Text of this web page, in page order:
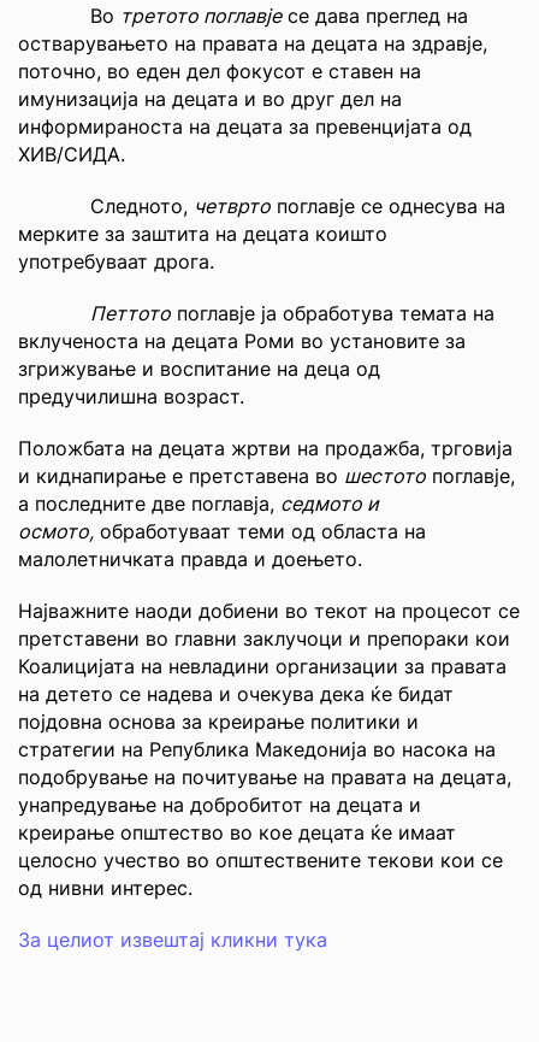
Во третото поглавјесе дава преглед на
остварувањето на правата на децата на здравје,
поточно, во еден дел фокусот е ставен на
имунизација на децата и во друг дел на
информираноста на децата за превенцијата од
ХИВ/СИДА.
Следното, четврто поглавје се однесува на
мерките за заштита на децата коишто
употребуваат дрога.
Петтото поглавје ја обработува темата на
вклученоста на децата Роми во установите за
згрижување и воспитание на деца од
предучилишна возраст.
Положбата на децата жртви на продажба, трговија
и киднапирање е претставена во шестото поглавје,
а последните две поглавја, седмото и
осмото, обработуваат теми од областа на
малолетничката правда и доењето.
Најважните наоди добиени во текот на процесот се
претставени во главни заклучоци и препораки кои
Коалицијата на невладини организации за правата
на детето се надева и очекува дека ќе бидат
појдовна основа за креирање политики и
стратегии на Република Македонија во насока на
подобрување на почитување на правата на децата,
унапредување на добробитот на децата и
креирање општество во кое децата ќе имаат
целосно учество во општествените текови кои се
од нивни интерес.
За целиот извештај кликни тука